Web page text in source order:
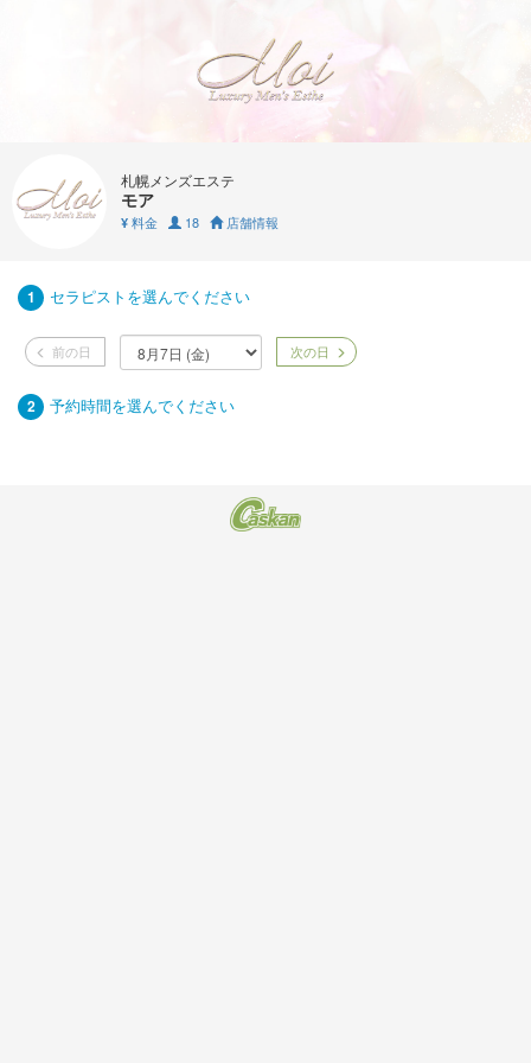
札幌メンズエステ
モア
¥ 料金 18 店舗情報
1 セラピストを選んでください
前の日 次の日
2 予約時間を選んでください